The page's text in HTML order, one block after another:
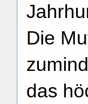
Die
das